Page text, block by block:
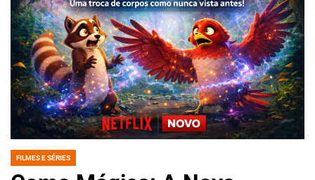
POSTED
FILMES E SÉRIES